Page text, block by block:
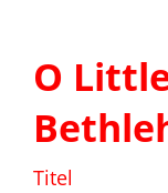
O
Titel